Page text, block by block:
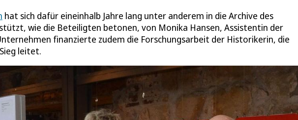
hat sich dafür eineinhalb Jahre lang unter anderem in die Archive des
wie die Beteiligten betonen, von Monika Hansen, Assistentin der
finanzierte zudem die Forschungsarbeit der Historikerin, die
leitet.